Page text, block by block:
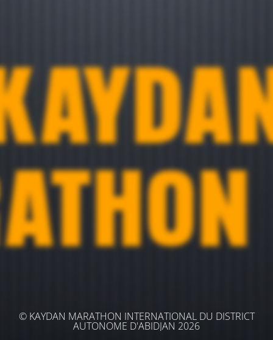
© KAYDAN MARATHON INTERNATIONAL DU DISTRICT
AUTONOME D'ABIDJAN 2026